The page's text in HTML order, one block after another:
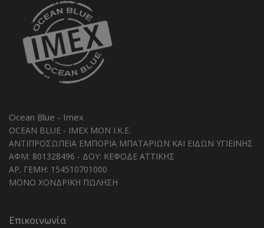
Ocean Blue - Imex
OCEAN BLUE - IMEX MON I.K.E.
ΑΝΤΙΠΡΟΣΩΠΕΙΑ ΕΜΠΟΡΙΑ ΜΠΑΤΑΡΙΩΝ ΚΑΙ ΕΙΔΩΝ ΥΓΙΕΙΝΗΣ
ΑΦΜ: 801328496 - ΔΟΥ: ΚΕΦΟΔΕ ΑΤΤΙΚΗΣ
ΑΡ. ΓΕΜΗ: 154510701000
ΜΟΝΟ ΧΟΝΔΡΙΚΗ ΠΩΛΗΣΗ
Επικοινωνία